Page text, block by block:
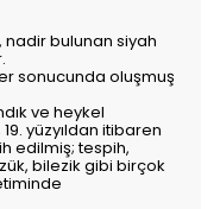
nadir bulunan siyah
sonucunda oluşmuş
ve heykel
yüzyıldan itibaren
edilmiş; tespih,
bilezik gibi birçok